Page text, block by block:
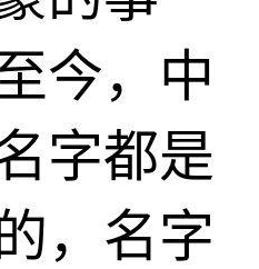
今，中
字都是
，名字